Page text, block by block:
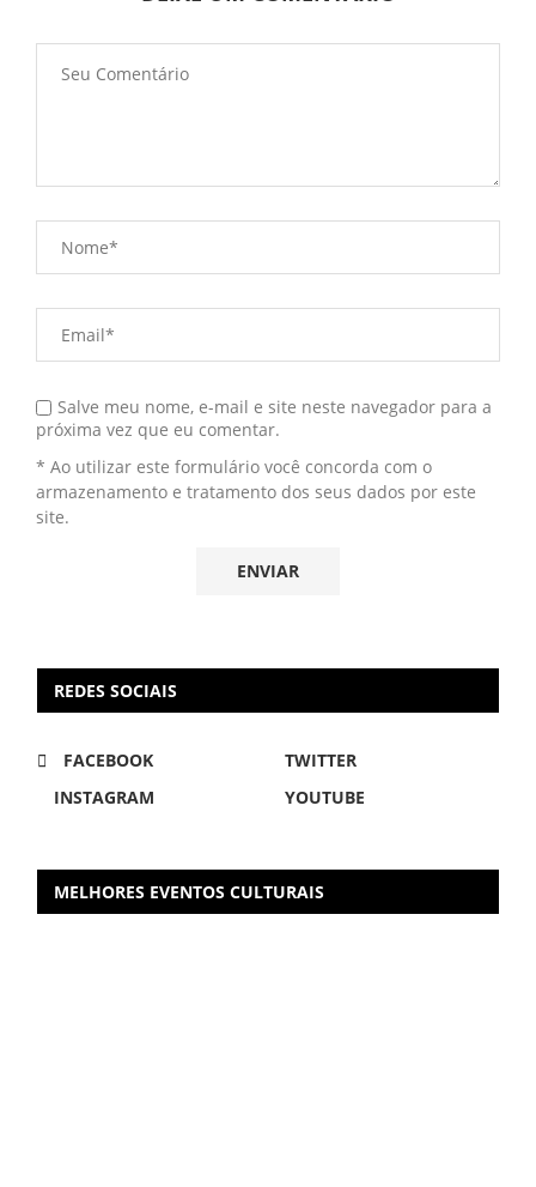
Salve meu nome, e-mail e site neste navegador para a
próxima vez que eu comentar.
* Ao utilizar este formulário você concorda com o
armazenamento e tratamento dos seus dados por este
site.
REDES SOCIAIS
FACEBOOK
TWITTER
INSTAGRAM
YOUTUBE
MELHORES EVENTOS CULTURAIS